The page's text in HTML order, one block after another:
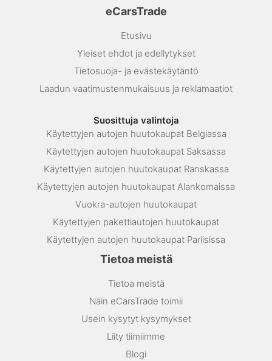
eCarsTrade
Etusivu
Yleiset ehdot ja edellytykset
Tietosuoja- ja evästekäytäntö
Laadun vaatimustenmukaisuus ja reklamaatiot
Suosittuja valintoja
Käytettyjen autojen huutokaupat Belgiassa
Käytettyjen autojen huutokaupat Saksassa
Käytettyjen autojen huutokaupat Ranskassa
Käytettyjen autojen huutokaupat Alankomaissa
Vuokra-autojen huutokaupat
Käytettyjen pakettiautojen huutokaupat
Käytettyjen autojen huutokaupat Pariisissa
Tietoa meistä
Tietoa meistä
Näin eCarsTrade toimii
Usein kysytyt kysymykset
Liity tiimiimme
Blogi